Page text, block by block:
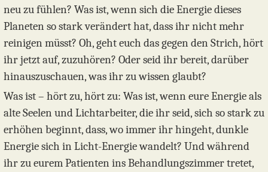
neu zu fühlen? Was ist, wenn sich die Energie dieses
Planeten so stark verändert hat, dass ihr nicht mehr
reinigen müsst? Oh, geht euch das gegen den Strich, hört
ihr jetzt auf, zuzuhören? Oder seid ihr bereit, darüber
hinauszuschauen, was ihr zu wissen glaubt?
Was ist – hört zu, hört zu: Was ist, wenn eure Energie als
alte Seelen und Lichtarbeiter, die ihr seid, sich so stark zu
erhöhen beginnt, dass, wo immer ihr hingeht, dunkle
Energie sich in Licht-Energie wandelt? Und während
ihr zu eurem Patienten ins Behandlungszimmer tretet,